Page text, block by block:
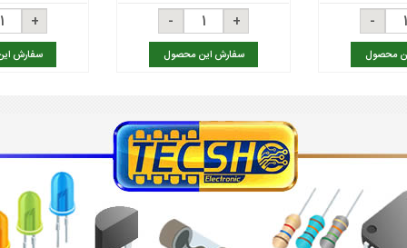
سفارش سفارش این محصول محصول